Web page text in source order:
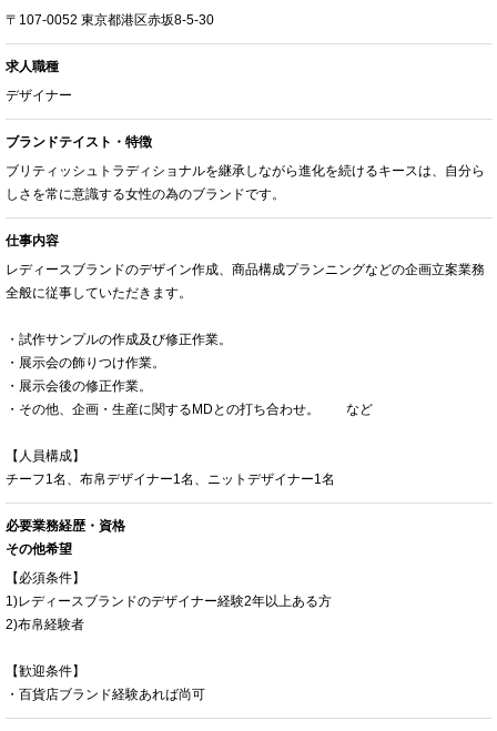
〒107-0052 東京都港区赤坂8-5-30
求人職種
デザイナー
ブランドテイスト・特徴
ブリティッシュトラディショナルを継承しながら進化を続けるキースは、自分ら
しさを常に意識する女性の為のブランドです。
仕事内容
レディースブランドのデザイン作成、商品構成プランニングなどの企画立案業務
全般に従事していただきます。
・試作サンプルの作成及び修正作業。
・展示会の飾りつけ作業。
・展示会後の修正作業。
・その他、企画・生産に関するMDとの打ち合わせ。 など
【人員構成】
チーフ1名、布帛デザイナー1名、ニットデザイナー1名
必要業務経歴・資格
その他希望
【必須条件】
1)レディースブランドのデザイナー経験2年以上ある方
2)布帛経験者
【歓迎条件】
・百貨店ブランド経験あれば尚可